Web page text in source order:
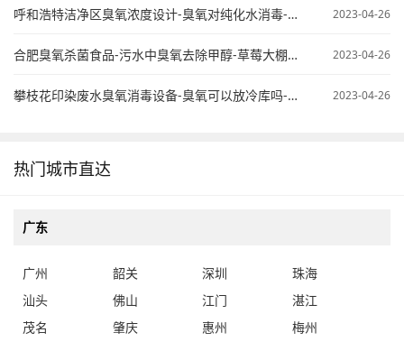
呼和浩特洁净区臭氧浓度设计-臭氧对纯化水消毒-臭氧纯水杀菌 2023-04-26
合肥臭氧杀菌食品-污水中臭氧去除甲醇-草莓大棚臭氧使用 2023-04-26
攀枝花印染废水臭氧消毒设备-臭氧可以放冷库吗-桶装水臭氧处理 2023-04-26
热门城市直达
广东
广州 韶关 深圳
珠海
汕头
佛山 江门
湛江
茂名
肇庆 惠州
梅州